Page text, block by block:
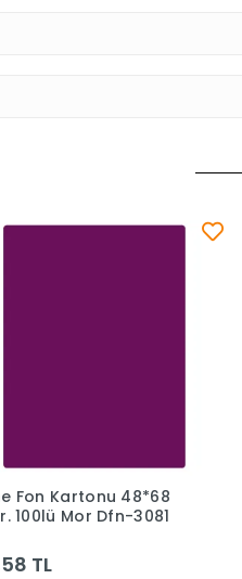
Sepete Ekle
Fon Kartonu 48*68
100lü Mor Dfn-3081
TL